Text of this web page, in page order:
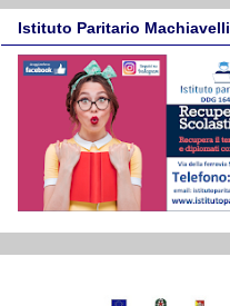
Istituto Paritario Machiavelli